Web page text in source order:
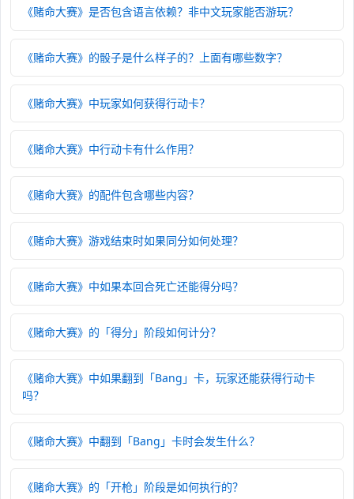
《赌命大赛》是否包含语言依赖？非中文玩家能否游玩？
《赌命大赛》的骰子是什么样子的？上面有哪些数字？
《赌命大赛》中玩家如何获得行动卡？
《赌命大赛》中行动卡有什么作用？
《赌命大赛》的配件包含哪些内容？
《赌命大赛》游戏结束时如果同分如何处理？
《赌命大赛》中如果本回合死亡还能得分吗？
《赌命大赛》的「得分」阶段如何计分？
《赌命大赛》中如果翻到「Bang」卡，玩家还能获得行动卡
吗？
《赌命大赛》中翻到「Bang」卡时会发生什么？
《赌命大赛》的「开枪」阶段是如何执行的？